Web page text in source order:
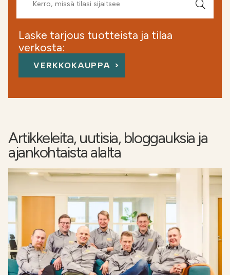
Laske tarjous tuotteista ja tilaa
verkosta:
VERKKOKAUPPA
Artikkeleita, uutisia, bloggauksia ja
ajankohtaista alalta